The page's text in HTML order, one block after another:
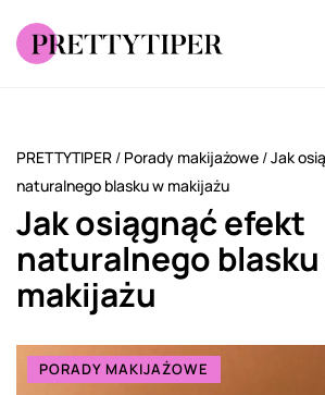
PRETTYTIPER / Porady makijażowe /Jak
naturalnego blasku w makijażu
Jak osiągnąć efekt
naturalnego
makijażu
PORADY MAKIJAŻOWE